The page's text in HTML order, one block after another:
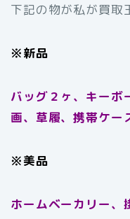
下記の物が私が買取
※新品
バッグ２ヶ、キーボ
画、草履、携帯ケー
※美品
ホームベーカリー、